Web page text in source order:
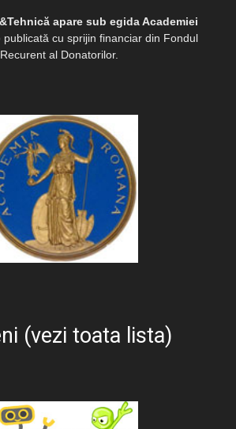
apare sub egida Academiei
cu sprijin financiar din Fondul
Recurent al Donatorilor.
(vezi toata lista)